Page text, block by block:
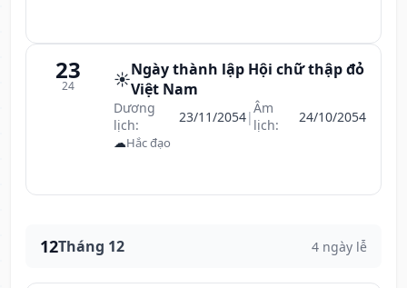
23
24 ☀️Ngày thành lập Hội chữ thập đỏ
Việt Nam
Dương
lịch:
23/11/2054|Âm
lịch:
24/10/2054
☁Hắc đạo
12Tháng 12 4 ngày lễ